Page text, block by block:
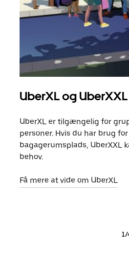
UberXL og UberXXL
UberXL er tilgængelig for
personer. Hvis du har brug
bagagerumsplads, UberXXL
behov.
Få mere at vide om UberXL
1/